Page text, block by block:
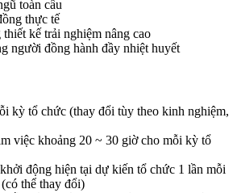
toàn cầu
thực tế
kế trải nghiệm nâng cao
người đồng hành đầy nhiệt huyết
kỳ tổ chức (thay đổi tùy theo kinh nghiệm,
việc khoảng 20 ~ 30 giờ cho mỗi kỳ tổ
động hiện tại dự kiến tổ chức 1 lần mỗi
thể thay đổi)